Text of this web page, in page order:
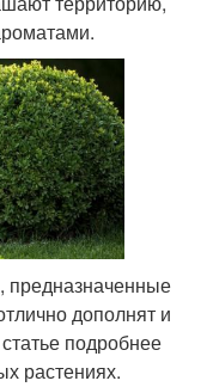
предназначенные
дополнят и
подробнее
растениях.